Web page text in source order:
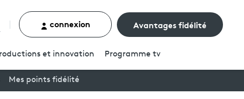
un contenu
connexion Avantages fidélité
et innovation Programme tv
Mes points fidélité